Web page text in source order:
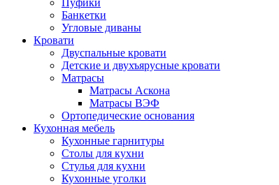
Пуфики
Банкетки
Угловые диваны
Кровати
Двуспальные кровати
Детские и двухъярусные кровати
Матрасы
Матрасы Аскона
Матрасы ВЭФ
Ортопедические основания
Кухонная мебель
Кухонные гарнитуры
Столы для кухни
Стулья для кухни
Кухонные уголки